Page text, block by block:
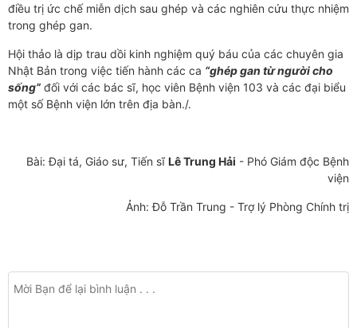
điều trị ức chế miễn dịch sau ghép và các nghiên cứu thực nhiệm
trong ghép gan.
Hội thảo là dịp trau dồi kinh nghiệm quý báu của các chuyên gia
Nhật Bản trong việc tiến hành các ca “ghép gan từ người cho
sống” đối với các bác sĩ, học viên Bệnh viện 103 và các đại biểu
một số Bệnh viện lớn trên địa bàn./.
Bài: Đại tá, Giáo sư, Tiến sĩLê Trung Hải - Phó Giám độc Bệnh
viện
Ảnh: Đỗ Trần Trung - Trợ lý Phòng Chính trị